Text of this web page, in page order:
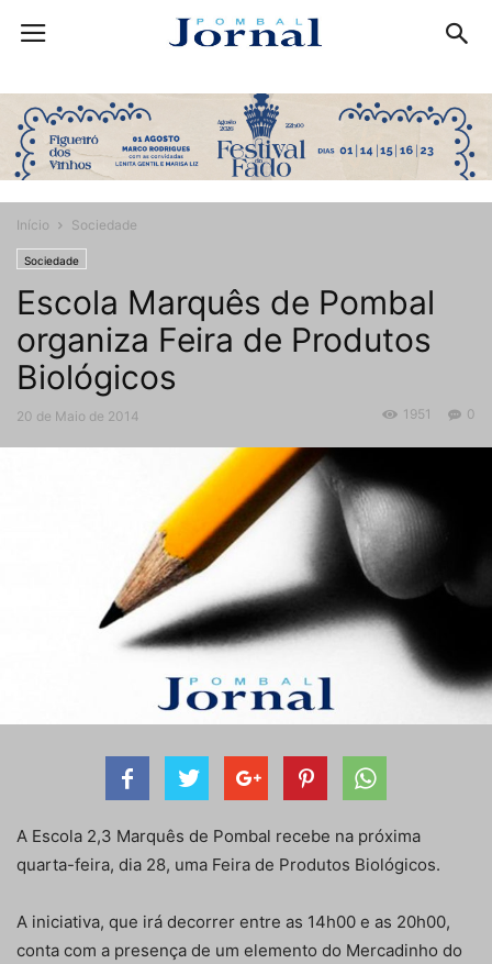
Início Sociedade
Sociedade
Escola Marquês de Pombal
organiza Feira de Produtos
Biológicos
20 de Maio de 2014 0
1951
A Escola 2,3 Marquês de Pombal recebe na próxima
quarta-feira, dia 28, uma Feira de Produtos Biológicos.
A iniciativa, que irá decorrer entre as 14h00 e as 20h00,
conta com a presença de um elemento do Mercadinho do